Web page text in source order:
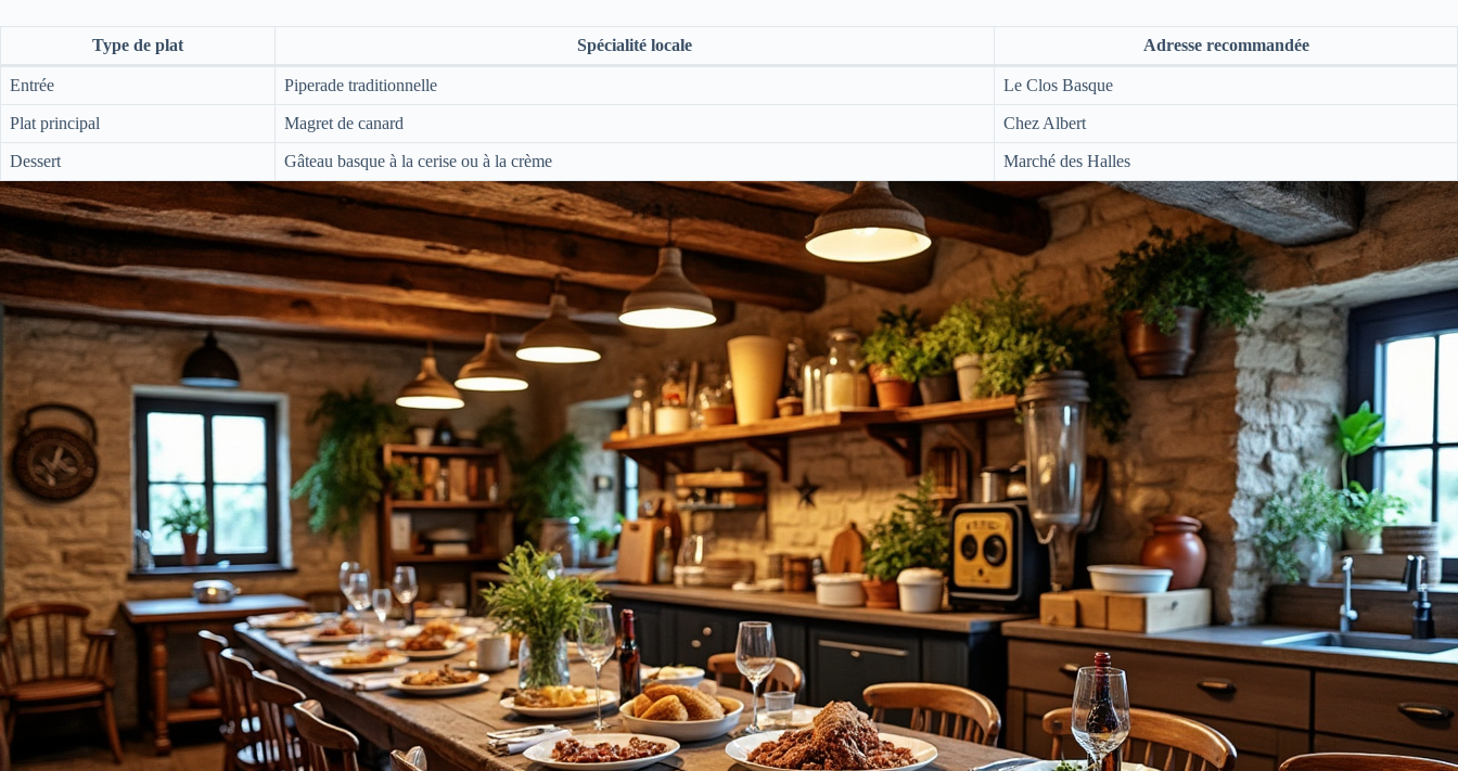
Type de plat Spécialité locale Adresse recommandée
Entrée Piperade traditionnelle Le Clos Basque
Plat principal Magret de canard Chez Albert
Dessert Gâteau basque à la cerise ou à la crème Marché des Halles